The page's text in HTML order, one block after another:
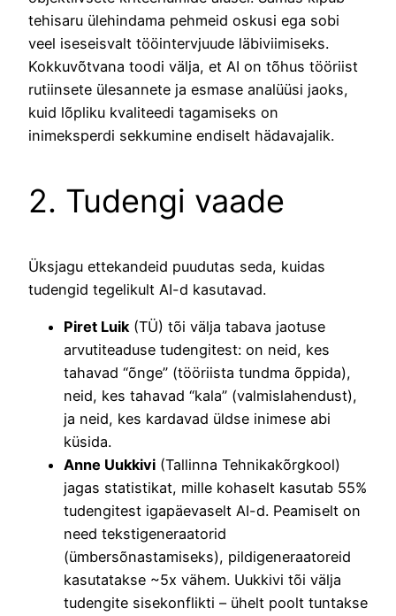
tehisaru ülehindama pehmeid oskusi ega sobi
veel iseseisvalt tööintervjuude läbiviimiseks.
Kokkuvõtvana toodi välja, et AI on tõhus tööriist
rutiinsete ülesannete ja esmase analüüsi jaoks,
kuid lõpliku kvaliteedi tagamiseks on
inimeksperdi sekkumine endiselt hädavajalik.
2. Tudengi vaade
Üksjagu ettekandeid puudutas seda, kuidas
tudengid tegelikult AI-d kasutavad.
Piret Luik(TÜ) tõi välja tabava jaotuse
arvutiteaduse tudengitest: on neid, kes
tahavad “õnge” (tööriista tundma õppida),
neid, kes tahavad “kala” (valmislahendust),
ja neid, kes kardavad üldse inimese abi
küsida.
Anne Uukkivi (Tallinna Tehnikakõrgkool)
jagas statistikat, mille kohaselt kasutab 55%
tudengitest igapäevaselt AI-d. Peamiselt on
need tekstigeneraatorid
(ümbersõnastamiseks), pildigeneraatoreid
kasutatakse ~5x vähem. Uukkivi tõi välja
tudengite sisekonflikti – ühelt poolt tuntakse